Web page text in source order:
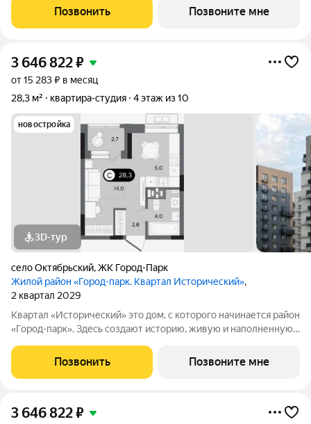
от семи до десяти этажей и двух десятиэтажных башен,
выходящих на
Позвонить Позвоните мне
3 646 822₽
от 15 283 ₽ в месяц
28,3 м²
квартира-студия 4 этаж из 10
новостройка
3D-тур
село Октябрьский,ЖК Город-Парк
Жилой район «Город-парк. Квартал Исторический»,
2 квартал 2029
Квартал «Исторический» это дом, с которого начинается район
«Город-парк». Здесь создают историю, живую и наполненную
от семи до десяти этажей и двух десятиэтажных башен,
выходящих на
Позвонить Позвоните мне
3 646 822₽